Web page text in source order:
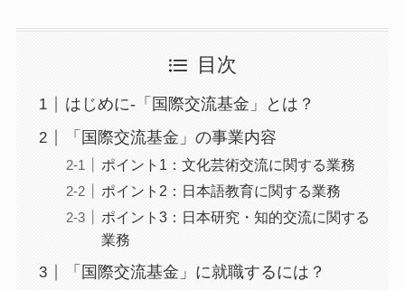
目次
はじめに-「国際交流基金」とは？
「国際交流基金」の事業内容
ポイント1：文化芸術交流に関する業務
ポイント2：日本語教育に関する業務
ポイント3：日本研究・知的交流に関する
業務
「国際交流基金」に就職するには？